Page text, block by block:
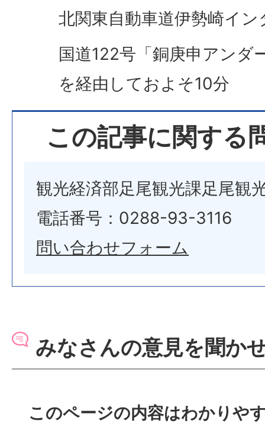
北関東自動車道伊勢崎イ
国道122号「銅庚申アンダ
を経由しておよそ10分
この記事に関する
観光経済部足尾観光課足尾観
電話番号：0288-93-3116
問い合わせフォーム
みなさんの意見を聞か
このページの内容はわかりや